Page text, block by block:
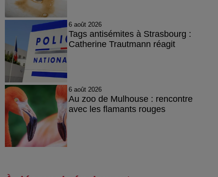
6 août 2026
Tags antisémites à Strasbourg :
Catherine Trautmann réagit
6 août 2026
Au zoo de Mulhouse : rencontre
avec les flamants rouges